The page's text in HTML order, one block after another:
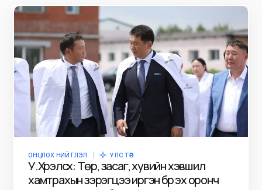
ОНЦЛОХ НИЙТЛЭЛ УЛС ТӨР
У.Хүрэлсүх: Төр, засаг, хувийн хэвшил
хамтрахын зэрэгцээ иргэн бүр эх оронч